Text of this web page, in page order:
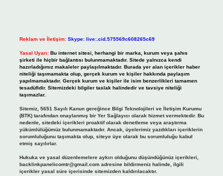
Reklam ve İletişim: Skype: live:.cid.575569c608265c69
Yasal Uyarı: Bu internet sitesi, herhangi bir marka, kurum veya şahıs
şirketi ile hiçbir bağlantısı bulunmamaktadır. Sitede yalnızca kendi
hazırladığımız makaleler paylaşılmaktadır. Burada yer alan içerikler haber
niteliği taşımamakta olup, gerçek kurum ve kişiler hakkında paylaşım
yapılmamaktadır. Gerçek kurum ve kişiler ile isim benzerlikleri tamamen
tesadüfidir. Sitemizdeki bilgiler taslak halindedir ve tavsiye niteliği
taşımazlar.
Sitemiz, 5651 Sayılı Kanun gereğince Bilgi Teknolojileri ve İletişim Kurumu
(BTK) tarafından onaylanmış bir Yer Sağlayıcı olarak hizmet vermektedir. Bu
nedenle, sitedeki içerikleri proaktif olarak denetleme veya araştırma
yükümlülüğümüz bulunmamaktadır. Ancak, üyelerimiz yazdıkları içeriklerin
sorumluluğunu taşımakta olup, siteye üye olarak bu sorumluluğu kabul
etmiş sayılırlar.
Hukuka ve yasal düzenlemelere aykırı olduğunu düşündüğünüz içerikleri,
backlinkpanelicomtr@gmail.comadresine bildirmeniz halinde, ilgili
içerikler yasal süre içerisinde sitemizden kaldırılacaktır.